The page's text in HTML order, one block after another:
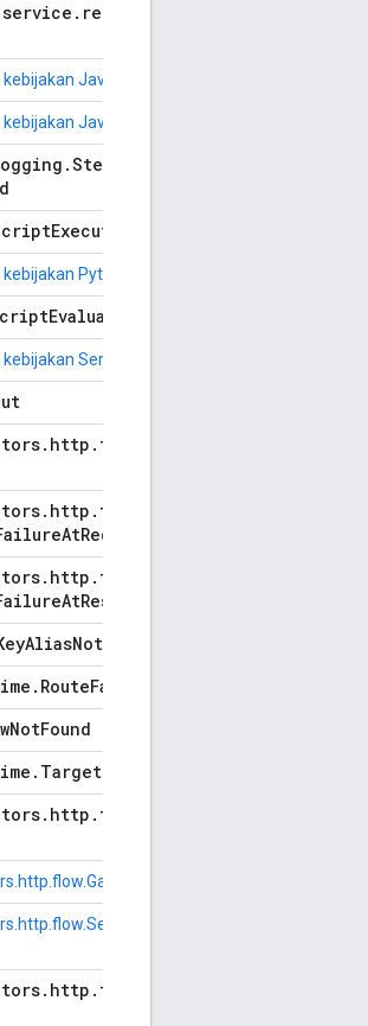
service . refresh
JavaCallout
JavaScript
.Step
Execution
PythonScript
Evaluation
ServiceCallout
. http . flow
. http . flow
AtRequest
. http . flow
AtResponse
AliasNot
. RouteFailed
NotFound
. Target
. http . flow
. http . flow